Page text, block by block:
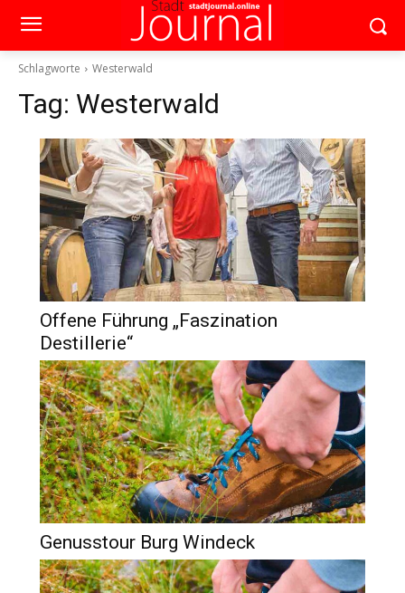
Schlagworte Westerwald
Tag: Westerwald
Offene Führung „Faszination
Destillerie“
Genusstour Burg Windeck